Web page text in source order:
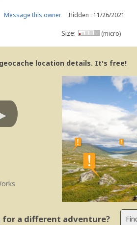
Message this owner Hidden : 11/26/2021
Size: (micro)
location details. It's free!
for a different adventure?